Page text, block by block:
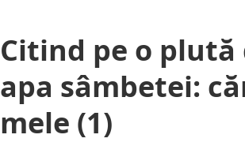
Citind pe o plută
apa sâmbetei:
mele (1)